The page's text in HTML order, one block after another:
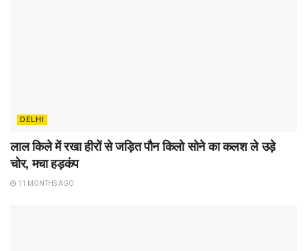
DELHI
लाल किले में रखा हीरों से जड़ित पौन किलो सोने का कलश ले उड़े
चोर, मचा हड़कंप
11 MONTHS AGO